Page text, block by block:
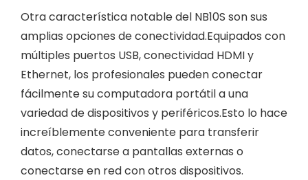
Otra característica notable del NB10S son sus
amplias opciones de conectividad.Equipados con
múltiples puertos USB, conectividad HDMI y
Ethernet, los profesionales pueden conectar
fácilmente su computadora portátil a una
variedad de dispositivos y periféricos.Esto lo hace
increíblemente conveniente para transferir
datos, conectarse a pantallas externas o
conectarse en red con otros dispositivos.